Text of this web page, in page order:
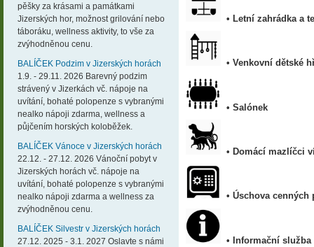
pěšky za krásami a památkami
Jizerských hor, možnost grilování nebo
táboráku, wellness aktivity, to vše za
zvýhodněnou cenu.
BALÍČEK Podzim v Jizerských horách
1.9. - 29.11. 2026 Barevný podzim
strávený v Jizerkách vč. nápoje na
uvítání, bohaté polopenze s vybranými
nealko nápoji zdarma, wellness a
půjčením horských koloběžek.
BALÍČEK Vánoce v Jizerských horách
22.12. - 27.12. 2026 Vánoční pobyt v
Jizerských horách vč. nápoje na
uvítání, bohaté polopenze s vybranými
nealko nápoji zdarma a wellness za
zvýhodněnou cenu.
BALÍČEK Silvestr v Jizerských horách
27.12. 2025 - 3.1. 2027 Oslavte s námi
• Letní zahrádka a
• Venkovní dětské
• Salónek
• Domácí mazlíčci
• Úschova
• Informační služba